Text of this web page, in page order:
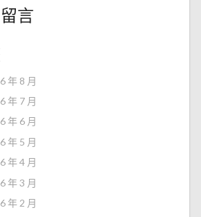
言
年 8 月
年 7 月
年 6 月
年 5 月
年 4 月
年 3 月
年 2 月